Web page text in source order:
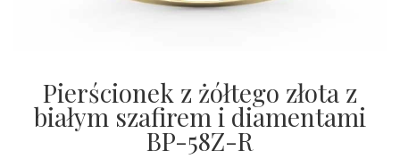
Pierścionek z żółtego złota z
białym szafirem i diamentami
BP-58Z-R